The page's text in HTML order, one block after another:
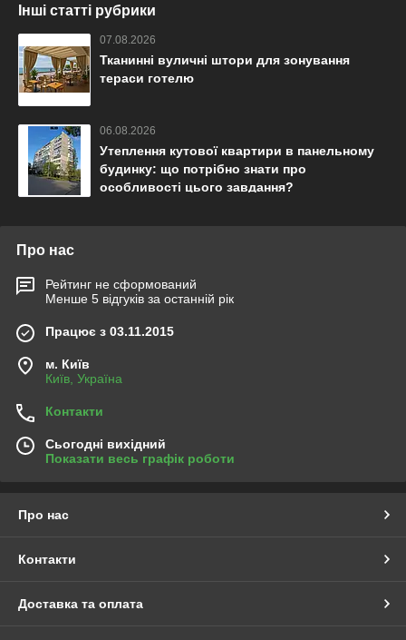
Інші статті рубрики
07.08.2026
Тканинні вуличні штори для зонування
тераси готелю
06.08.2026
Утеплення кутової квартири в панельному
будинку: що потрібно знати про
особливості цього завдання?
Про нас
Рейтинг не сформований
Менше 5 відгуків за останній рік
Працює з 03.11.2015
м. Київ
Київ, Україна
Контакти
Сьогодні вихідний
Показати весь графік роботи
Про нас
Контакти
Доставка та оплата